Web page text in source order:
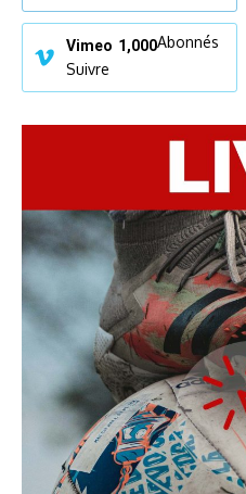
Vimeo 1,000Abonnés
Suivre